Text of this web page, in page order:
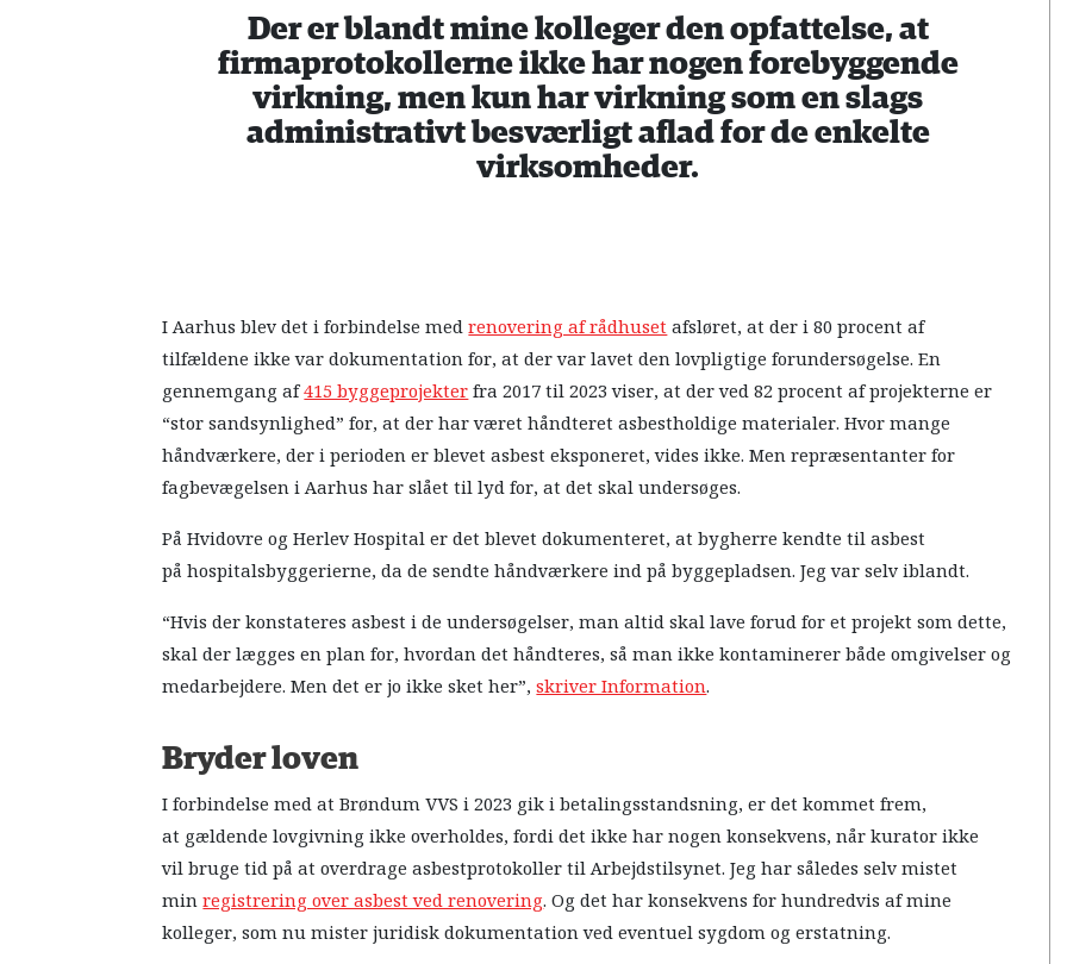
Der er blandt mine kolleger den opfattelse, at
firmaprotokollerne ikke har nogen forebyggende
virkning, men kun har virkning som en slags
administrativt besværligt aflad for de enkelte
virksomheder.
I Aarhus blev det i forbindelse medrenovering af rådhusetafsløret, at der i 80 procent af
tilfældene ikke var dokumentation for, at der var lavet den lovpligtige forundersøgelse. En
gennemgang af415 byggeprojekterfra 2017 til 2023 viser, at der ved 82 procent af projekterne er
“stor sandsynlighed” for, at der har været håndteret asbestholdige materialer. Hvor mange
håndværkere, der i perioden er blevet asbest eksponeret, vides ikke. Men repræsentanter for
fagbevægelsen i Aarhus har slået til lyd for, at det skal undersøges.
På Hvidovre og Herlev Hospital er det blevet dokumenteret, at bygherre kendte til asbest
på hospitalsbyggerierne, da de sendte håndværkere ind på byggepladsen. Jeg var selv iblandt.
“Hvis der konstateres asbest i de undersøgelser, man altid skal lave forud for et projekt som dette,
skal der lægges en plan for, hvordan det håndteres, så man ikke kontaminerer både omgivelser og
medarbejdere. Men det er jo ikke sket her”,skriver Information.
Bryder loven
I forbindelse med at Brøndum VVS i 2023 gik i betalingsstandsning, er det kommet frem,
at gældende lovgivning ikke overholdes, fordi det ikke har nogen konsekvens, når kurator ikke
vil bruge tid på at overdrage asbestprotokoller til Arbejdstilsynet. Jeg har således selv mistet
minregistrering over asbest ved renovering. Og det har konsekvens for hundredvis af mine
kolleger, som nu mister juridisk dokumentation ved eventuel sygdom og erstatning.